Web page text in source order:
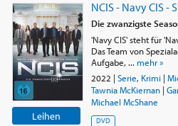
Leihen
NCIS - Navy CIS -
Die zwanzigste
'Navy CIS' steht für
Das Team von
Aufgabe, ... mehr »
2022 | Serie, Krimi|
Tawnia McKiernan|
Michael McShane
DVD